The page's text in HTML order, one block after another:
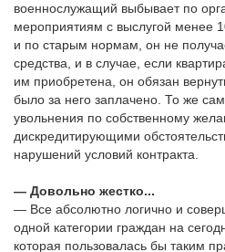
военнослужащий выбывает по
мероприятиям с выслугой менее
и по старым нормам, он не
средства, и в случае, если
им приобретена, он обязан
было за него заплачено. То же
увольнения по собственному
дискредитирующими
нарушений условий контракта.
— Довольно жестко...
— Все абсолютно логично и
одной категории граждан на
которая пользовалась бы таким